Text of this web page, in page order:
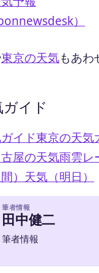
）
東京の天気もあわ
イド
イド東京の天気
屋の天気雨雲レ
） 天気（明日）
筆者情報
田中健二
筆者情報